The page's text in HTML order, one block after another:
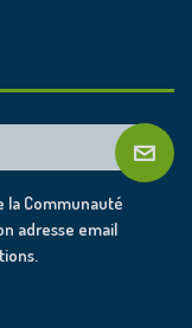
la Communauté
adresse email